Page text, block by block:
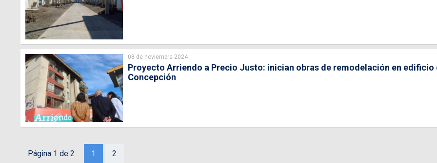
08 de noviembre 2024
Proyecto Arriendo a Precio Justo: inician obras de remodelación en edificio
Concepción
Página 1 de 2 1 2